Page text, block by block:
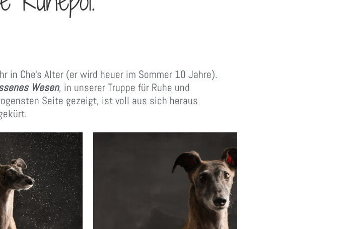
Che’s Alter (er wird heuer im Sommer 10 Jahre).
Wesen, in unserer Truppe für Ruhe und
Seite gezeigt, ist voll aus sich heraus